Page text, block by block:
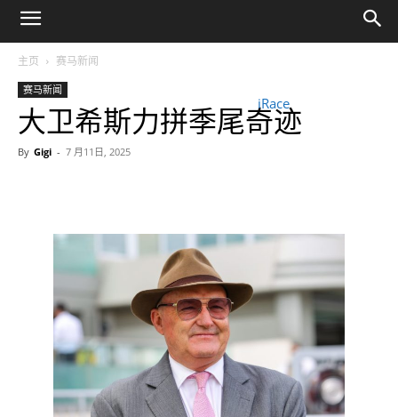
iRace
主页 赛马新闻
赛马新闻
大卫希斯力拼季尾奇迹
By Gigi - 7 月11日, 2025